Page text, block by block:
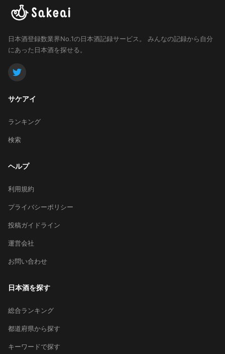
日本酒登録数業界No.1の日本酒記録サービス。
みんなの記録から自分
にあった日本酒を探せる。
サケアイ
ランキング
検索
ヘルプ
利用規約
プライバシーポリシー
投稿ガイドライン
運営会社
お問い合わせ
日本酒を探す
総合ランキング
都道府県から探す
キーワードで探す